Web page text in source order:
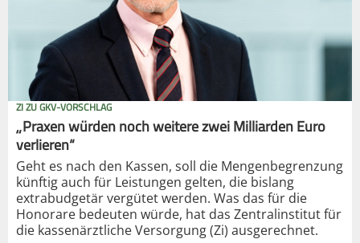
ZI ZU GKV-VORSCHLAG
„Praxen würden noch weitere zwei Milliarden Euro
verlieren“
Geht es nach den Kassen, soll die Mengenbegrenzung
künftig auch für Leistungen gelten, die bislang
extrabudgetär vergütet werden. Was das für die
Honorare bedeuten würde, hat das Zentralinstitut für
die kassenärztliche Versorgung (Zi) ausgerechnet.